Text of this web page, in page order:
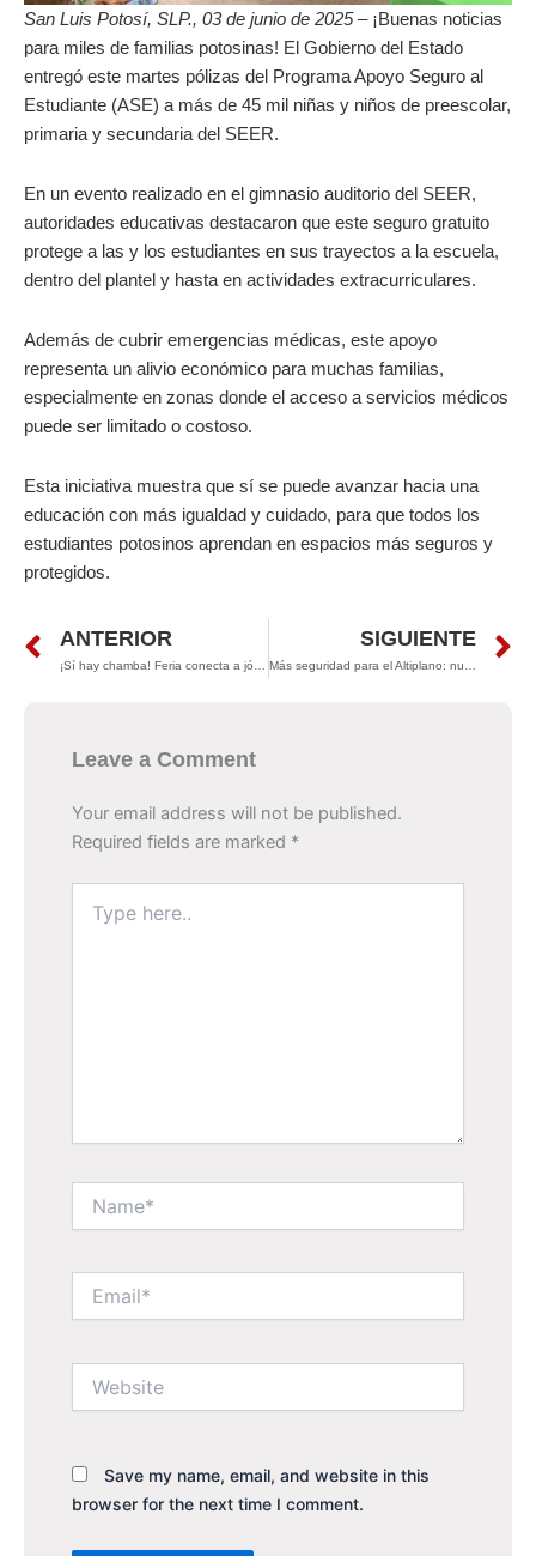
San Luis Potosí, SLP., 03 de junio de 2025 –¡Buenas noticias
para miles de familias potosinas! El Gobierno del Estado
entregó este martes pólizas del Programa Apoyo Seguro al
Estudiante (ASE) a más de 45 mil niñas y niños de preescolar,
primaria y secundaria del SEER.
En un evento realizado en el gimnasio auditorio del SEER,
autoridades educativas destacaron que este seguro gratuito
protege a las y los estudiantes en sus trayectos a la escuela,
dentro del plantel y hasta en actividades extracurriculares.
Además de cubrir emergencias médicas, este apoyo
representa un alivio económico para muchas familias,
especialmente en zonas donde el acceso a servicios médicos
puede ser limitado o costoso.
Esta iniciativa muestra que sí se puede avanzar hacia una
educación con más igualdad y cuidado, para que todos los
estudiantes potosinos aprendan en espacios más seguros y
protegidos.
Prev
ANTERIOR SIGUIENTE
Leave a Comment
Your email address will not be published.
Required fields are marked *
here..
Save my name, email, and website in this
browser for the next time I comment.